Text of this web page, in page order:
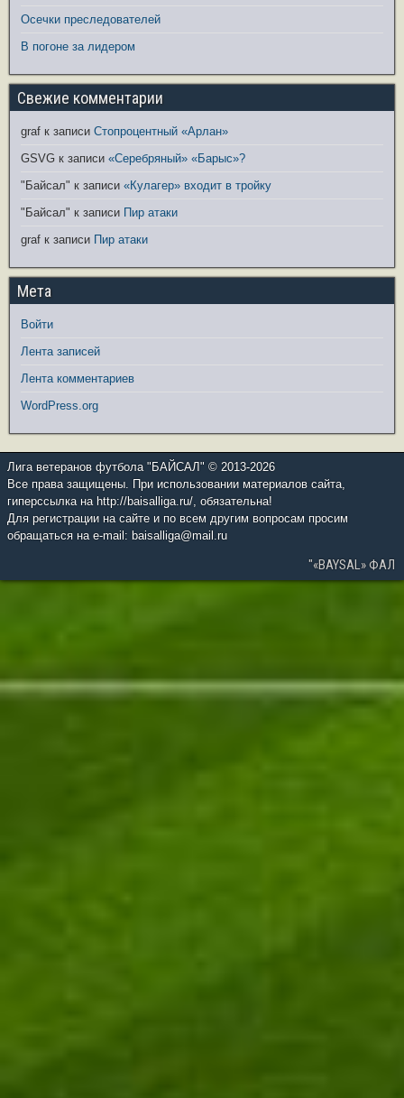
Осечки преследователей
В погоне за лидером
Свежие комментарии
graf к записи Стопроцентный «Арлан»
GSVG к записи «Серебряный» «Барыс»?
"Байсал" к записи «Кулагер» входит в тройку
"Байсал" к записи Пир атаки
graf к записи Пир атаки
Мета
Войти
Лента записей
Лента комментариев
WordPress.org
Лига ветеранов футбола "БАЙСАЛ" © 2013-2026
Все права защищены. При использовании материалов сайта,
гиперссылка на http://baisalliga.ru/, обязательна!
Для регистрации на сайте и по всем другим вопросам просим
обращаться на e-mail: baisalliga@mail.ru
"«BAYSAL» ФАЛ